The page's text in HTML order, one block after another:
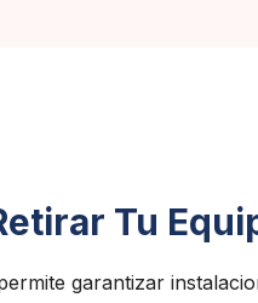
Tu
garantizar